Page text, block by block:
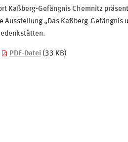
Kaßberg-Gefängnis Chemnitz
Ausstellung „Das Kaßberg-
PDF-Datei (33 KB)